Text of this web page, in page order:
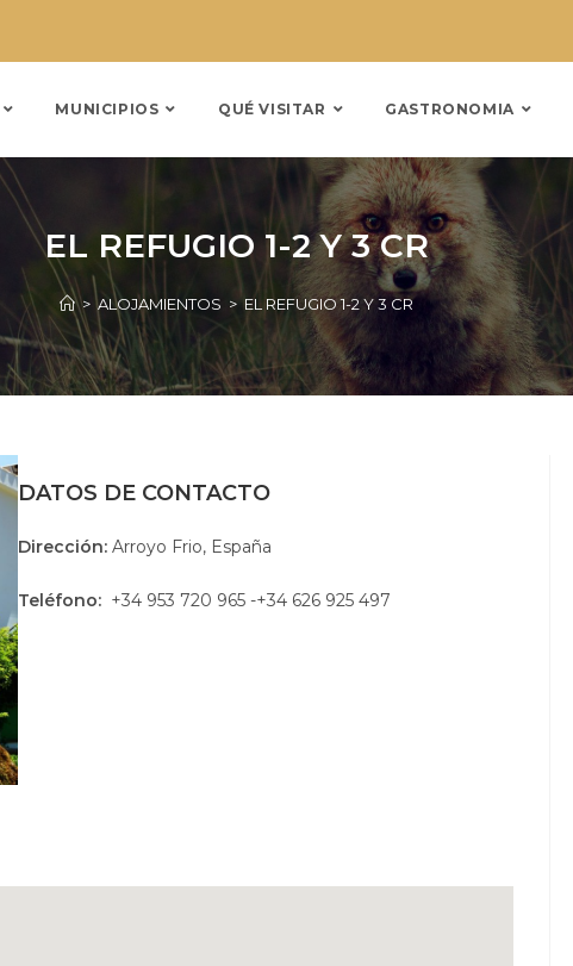
MUNICIPIOS QUÉ VISITAR GASTRONOMIA
EL REFUGIO 1-2 Y 3 CR
> ALOJAMIENTOS > EL REFUGIO 1-2 Y 3 CR
DATOS DE CONTACTO
Dirección: Arroyo Frio, España
Teléfono: +34 953 720 965 -+34 626 925 497